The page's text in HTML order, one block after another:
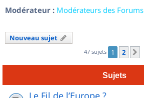
Modérateur : Modérateurs des Forums
Nouveau sujet
47 sujets 1 2
Sujets
Le Fil de l’Europe ?